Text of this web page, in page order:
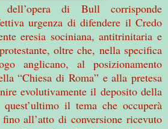
di Bull corrisponde
urgenza di difendere il Credo
eresia sociniana, antitrinitaria e
oltre che, nella specifica
anglicano, al posizionamento
“Chiesa di Roma” e alla pretesa
evolutivamente il deposito della
il tema che occuperà
all’atto di conversione ricevuto